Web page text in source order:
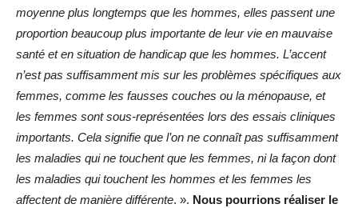
moyenne plus longtemps que les hommes, elles passent une
proportion beaucoup plus importante de leur vie en mauvaise
santé et en situation de handicap que les hommes. L’accent
n’est pas suffisamment mis sur les problèmes spécifiques aux
femmes, comme les fausses couches ou la ménopause, et
les femmes sont sous-représentées lors des essais cliniques
importants. Cela signifie que l’on ne connaît pas suffisamment
les maladies qui ne touchent que les femmes, ni la façon dont
les maladies qui touchent les hommes et les femmes les
affectent de manière différente. ». Nous pourrions réaliser le